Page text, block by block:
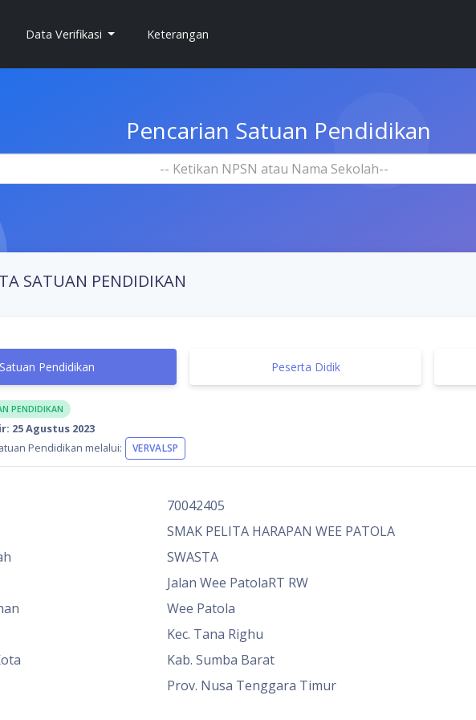
Data Verifikasi Keterangan
Pencarian Satuan Pendidikan
-- Ketikan NPSN atau Nama Sekolah--
SATUAN PENDIDIKAN
Satuan Pendidikan Peserta Didik
PENDIDIKAN
25 Agustus 2023
Pendidikan melalui:
VERVALSP
70042405
SMAK PELITA HARAPAN WEE PATOLA
SWASTA
Jalan Wee PatolaRT RW
Wee Patola
Kec. Tana Righu
Kab. Sumba Barat
Prov. Nusa Tenggara Timur